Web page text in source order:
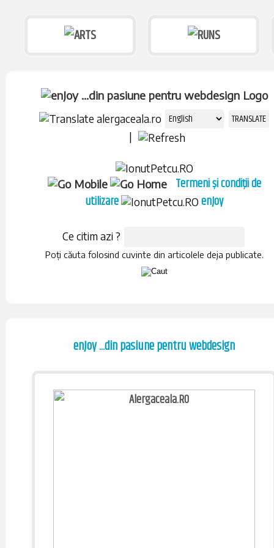
|
Termeni și condiții de
utilizare
enJoy
Ce citim azi ?
Poți căuta folosind cuvinte din articolele deja publicate.
enJoy ...din pasiune pentru webdesign